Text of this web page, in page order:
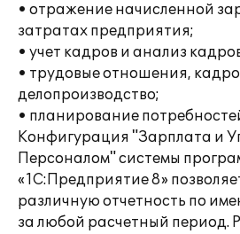
• отражение начисленной
затратах предприятия;
• учет кадров и анализ
• трудовые отношения,
делопроизводство;
• планирование
Конфигурация "Зарплата и
Персоналом" системы
«1С:Предприятие 8»
различную отчетность по
за любой расчетный период.